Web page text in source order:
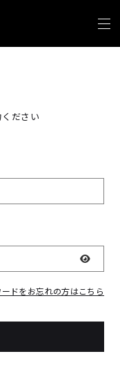
ださい
表示
ードをお忘れの方はこちら